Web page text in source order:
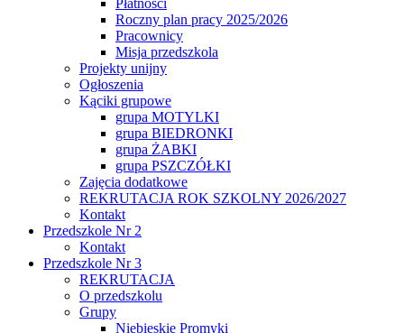
Płatności
Roczny plan pracy 2025/2026
Pracownicy
Misja przedszkola
Projekty unijny
Ogłoszenia
Kąciki grupowe
grupa MOTYLKI
grupa BIEDRONKI
grupa ŻABKI
grupa PSZCZÓŁKI
Zajęcia dodatkowe
REKRUTACJA ROK SZKOLNY 2026/2027
Kontakt
Przedszkole Nr 2
Kontakt
Przedszkole Nr 3
REKRUTACJA
O przedszkolu
Grupy
Niebieskie Promyki